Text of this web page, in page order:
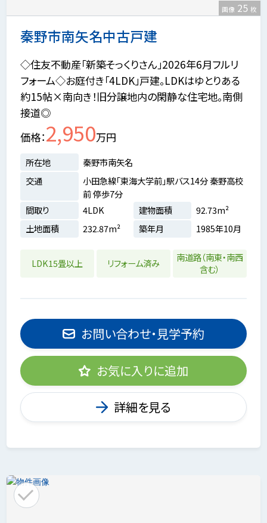
秦野市南矢名中古戸建
画像 25 枚
◇住友不動産「新築そっくりさん」2026年6月フルリ
フォーム◇お庭付き「4LDK」戸建。LDKはゆとりある
約15帖×南向き！旧分譲地内の閑静な住宅地。南側
接道◎
価格 2,950万円
所在地
秦野市南矢名
交通
小田急線「東海大学前」駅バス14分 秦野高校
前 停歩7分
間取り
4LDK 建物面積
92.73m²
土地面積
232.87m² 築年月 1985年10月
LDK15畳以上 リフォーム済み
南道路（南東・南西
含む）
お問い合わせ・見学予約
お気に入りに追加
詳細を見る